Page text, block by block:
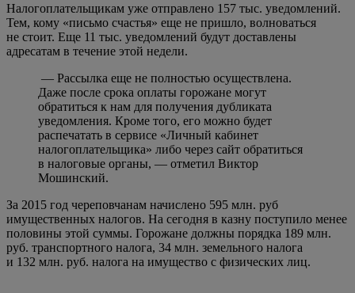
Налогоплательщикам уже отправлено 157 тыс. уведомлений.
Тем, кому «письмо счастья» еще не пришло, волноваться
не стоит. Еще 11 тыс. уведомлений будут доставлены
адресатам в течение этой недели.
— Рассылка еще не полностью осуществлена.
Даже после срока оплаты горожане могут
обратиться к нам для получения дубликата
уведомления. Кроме того, его можно будет
распечатать в сервисе «Личный кабинет
налогоплательщика» либо через сайт обратиться
в налоговые органы, — отметил Виктор
Мошинский.
За 2015 год череповчанам начислено 595 млн. руб
имущественных налогов. На сегодня в казну поступило менее
половины этой суммы. Горожане должны порядка 189 млн.
руб. транспортного налога, 34 млн. земельного налога
и 132 млн. руб. налога на имущество с физических лиц.